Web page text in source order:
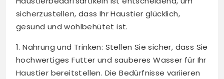
sicherzustellen, dass Ihr Haustier glücklich,
gesund und wohlbehütet ist.
1. Nahrung und Trinken: Stellen Sie sicher, dass Sie
hochwertiges Futter und sauberes Wasser für Ihr
Haustier bereitstellen. Die Bedürfnisse variieren